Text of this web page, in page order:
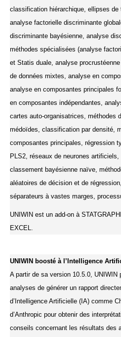
classification hiérarchique, ellipses de
analyse factorielle discriminante
discriminante bayésienne, analyse
méthodes spécialisées (analyse
et Statis duale, analyse
de données mixtes, analyse en
analyse en composantes principales
en composantes indépendantes,
cartes auto-organisatrices, méthodes
médoïdes, classification par densité,
composantes principales, régression
PLS2, réseaux de neurones
classement bayésienne naïve,
aléatoires de décision et de
séparateurs à vastes marges,
UNIWIN est un add-on à
EXCEL.
UNIWIN boosté à l’Intelligence
A partir de sa version 10.5.0, UNIWIN
analyses de générer un rapport
d’Intelligence Artificielle (IA) comme
d’Anthropic pour obtenir des
conseils concernant les résultats des